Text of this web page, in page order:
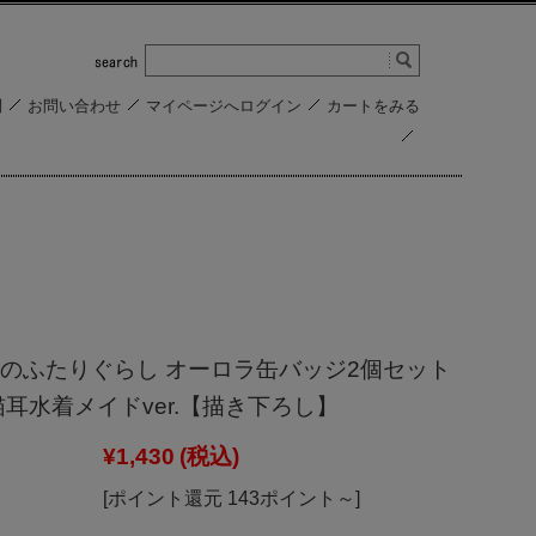
お問い合わせ マイページへログイン カートをみる
ふたりぐらし オーロラ缶バッジ2個セット
水着メイドver.【描き下ろし】
¥1,430 (税込)
[ポイント還元 143ポイント～]